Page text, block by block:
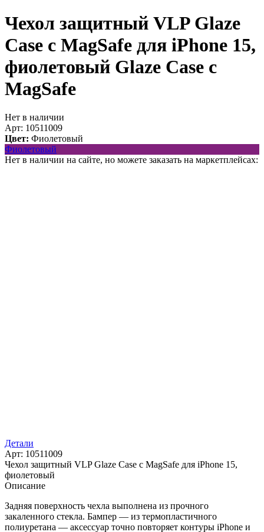
Чехол защитный VLP Glaze
Case с MagSafe для iPhone 15,
фиолетовый Glaze Case с
MagSafe
Нет в наличии
Арт: 10511009
Цвет: Фиолетовый
Фиолетовый
Нет в наличии на сайте, но можете заказать на маркетплейсах:
Детали
Арт: 10511009
Чехол защитный VLP Glaze Case с MagSafe для iPhone 15,
фиолетовый
Описание
Задняя поверхность чехла выполнена из прочного
закаленного стекла. Бампер — из термопластичного
полиуретана — аксессуар точно повторяет контуры iPhone и